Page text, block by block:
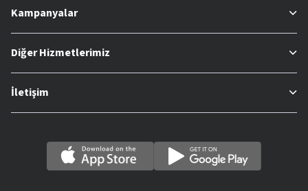
Kampanyalar
Diğer Hizmetlerimiz
İletişim